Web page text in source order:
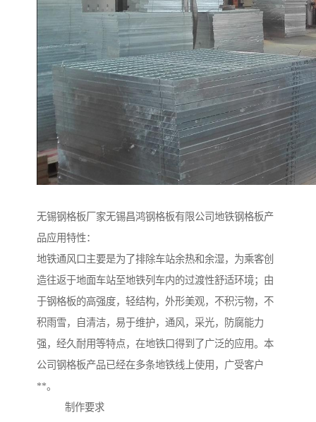
无锡钢格板厂家无锡昌鸿钢格板有限公司地铁钢格板产
品应用特性：
地铁通风口主要是为了排除车站余热和余湿，为乘客创
造往返于地面车站至地铁列车内的过渡性舒适环境；由
于钢格板的高强度，轻结构，外形美观，不积污物，不
积雨雪，自清洁，易于维护，通风，采光，防腐能力
强，经久耐用等特点，在地铁口得到了广泛的应用。本
公司钢格板产品已经在多条地铁线上使用，广受客户
**。
制作要求